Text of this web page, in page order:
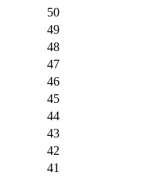
50
49
48
47
46
45
44
43
42
41